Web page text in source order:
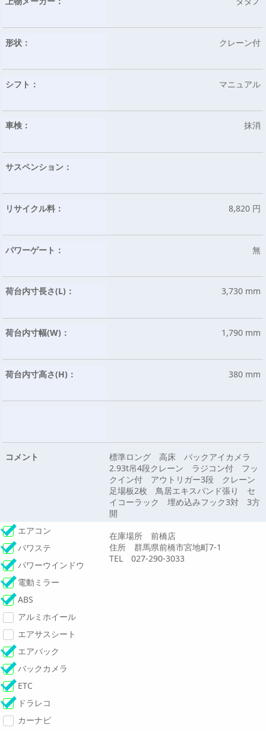
形状： クレーン付
シフト： マニュアル
車検： 抹消
サスペンション：
リサイクル料： 8,820 円
パワーゲート： 無
荷台内寸長さ(L)： 3,730 mm
荷台内寸幅(W)： 1,790 mm
荷台内寸高さ(H)： 380 mm
コメント
標準ロング 高床 バックアイカメラ
2.93t吊4段クレーン ラジコン付 フッ
クイン付 アウトリガー3段 クレーン
足場板2枚 鳥居エキスパンド張り セ
イコーラック 埋め込みフック3対 3方
開
在庫場所 前橋店
住所 群馬県前橋市宮地町7-1
TEL 027-290-3033
エアコン
パワステ
パワーウインドウ
電動ミラー
ABS
アルミホイール
エアサスシート
エアバック
バックカメラ
ETC
ドラレコ
カーナビ